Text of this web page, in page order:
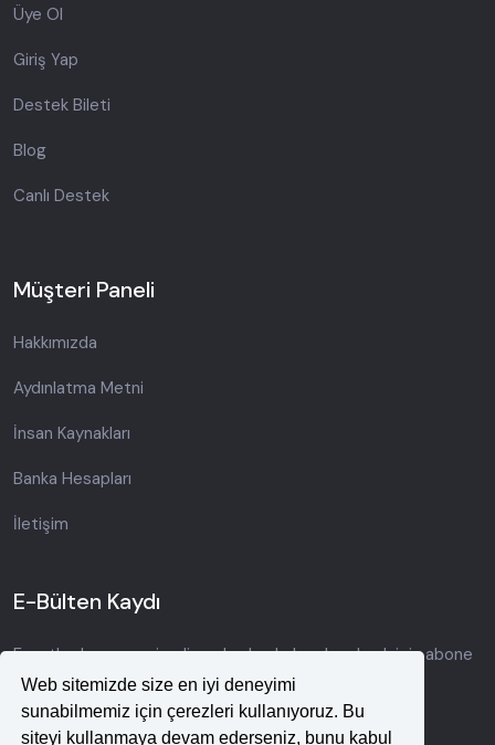
Web sitemizde size en iyi deneyimi
sunabilmemiz için çerezleri kullanıyoruz. Bu
siteyi kullanmaya devam ederseniz, bunu kabul
Üye Ol
Giriş Yap
Destek Bileti
Blog
Canlı Destek
Müşteri Paneli
Hakkımızda
Aydınlatma Metni
İnsan Kaynakları
Banka Hesapları
İletişim
E-Bülten Kaydı
Fırsatlardan ve yeni gelişmelerden haberdar olmak için abone
olun.